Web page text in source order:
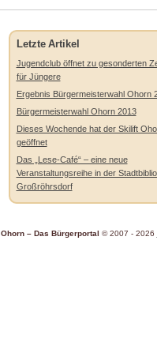
Letzte Artikel
Jugendclub öffnet zu gesonderten
für Jüngere
Ergebnis Bürgermeisterwahl Ohorn
Bürgermeisterwahl Ohorn 2013
Dieses Wochende hat der Skilift
geöffnet
Das „Lese-Café“ – eine neue
Veranstaltungsreihe in der
Großröhrsdorf
Ohorn – Das Bürgerportal © 2007 - 2026